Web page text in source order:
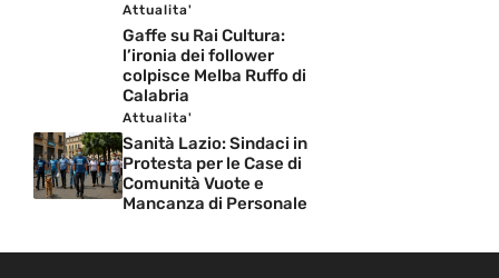
Attualita'
Gaffe su Rai Cultura:
l’ironia dei follower
colpisce Melba Ruffo di
Calabria
Attualita'
Sanità Lazio: Sindaci in
Protesta per le Case di
Comunità Vuote e
Mancanza di Personale